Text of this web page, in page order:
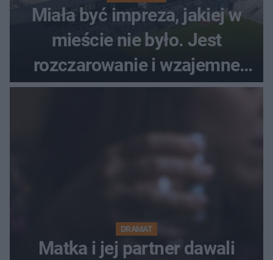
Miała być impreza, jakiej w
mieście nie było. Jest
rozczarowanie i wzajemne
obwinianie. Dlaczego Peak
DRAMAT
Matka i jej partner dawali